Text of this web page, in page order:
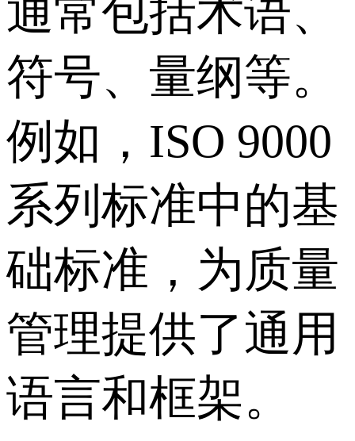
通常包括术语、
符号、量纲等。
例如，ISO 9000
系列标准中的基
础标准，为质量
管理提供了通用
语言和框架。